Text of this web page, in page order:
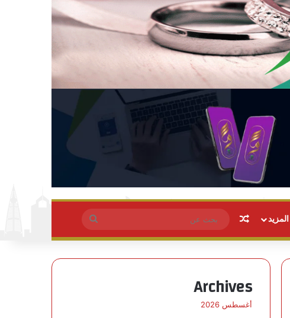
المزيد مقال عشوائي
عن
Archives
أغسطس 2026